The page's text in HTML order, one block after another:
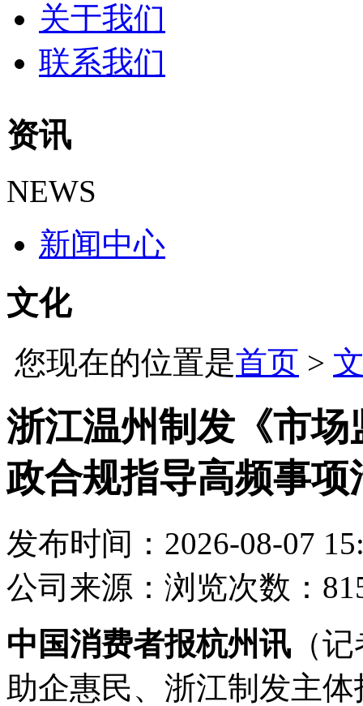
关于我们
联系我们
资讯
NEWS
新闻中心
文化
您现在的位置是首页 >
浙江温州制发《市
政合规指导高频事项
发布时间：2026-08-07
公司 来源： 浏览次数：
中国消费者报杭州讯 （
助企惠民、浙江制发主